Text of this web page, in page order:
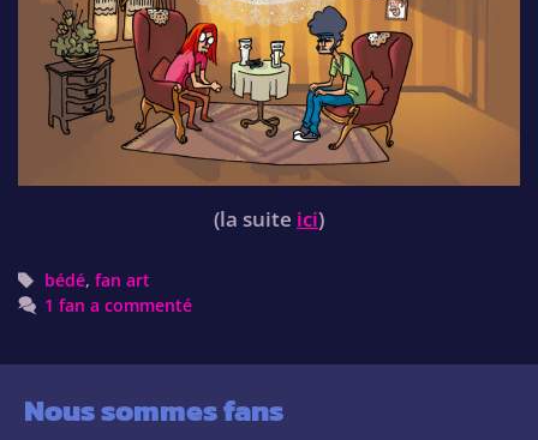
(la suite ici)
Tags
bédé, fan art
1 fan a commenté
Nous sommes fans